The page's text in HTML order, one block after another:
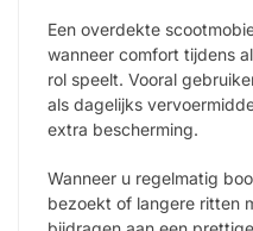
Een overdekte
wanneer comfort tijdens
rol speelt. Vooral
als dagelijks
extra bescherming.
Wanneer u regelmatig
bezoekt of langere ritten